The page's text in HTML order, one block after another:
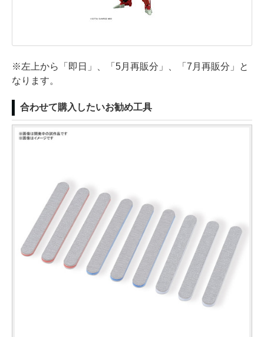
※左上から「即日」、「5月再販分」、「7月再販分」と
なります。
合わせて購入したいお勧め工具